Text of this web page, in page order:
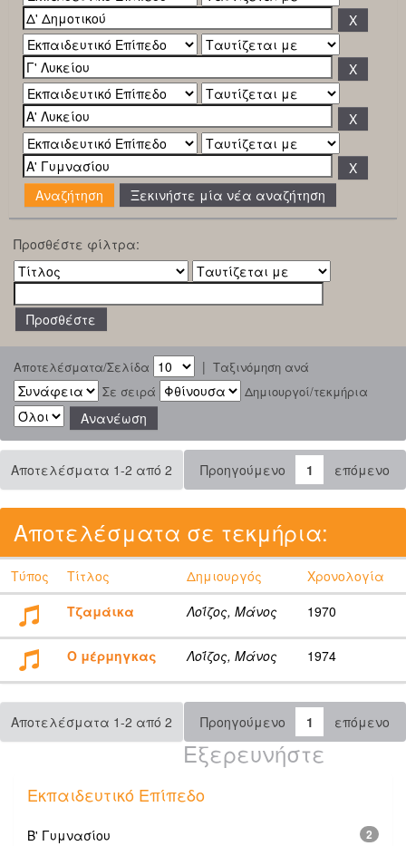
Ξεκινήστε μία νέα αναζήτηση
Προσθέστε φίλτρα:
Αποτελέσματα/Σελίδα | Ταξινόμηση ανά
Σε σειρά
Δημιουργοί/τεκμήρια
Αποτελέσματα 1-2 από 2 Προηγούμενο 1 επόμενο
Αποτελέσματα σε τεκμήρια:
Τύπος Τίτλος Δημιουργός
Χρονολογία
Τζαμάικα
Λοΐζος, Μάνος 1970
Ο μέρμηγκας Λοΐζος, Μάνος 1974
Αποτελέσματα 1-2 από 2 Προηγούμενο 1 επόμενο
Εξερευνήστε
Εκπαιδευτικό Επίπεδο
2
Β' Γυμνασίου